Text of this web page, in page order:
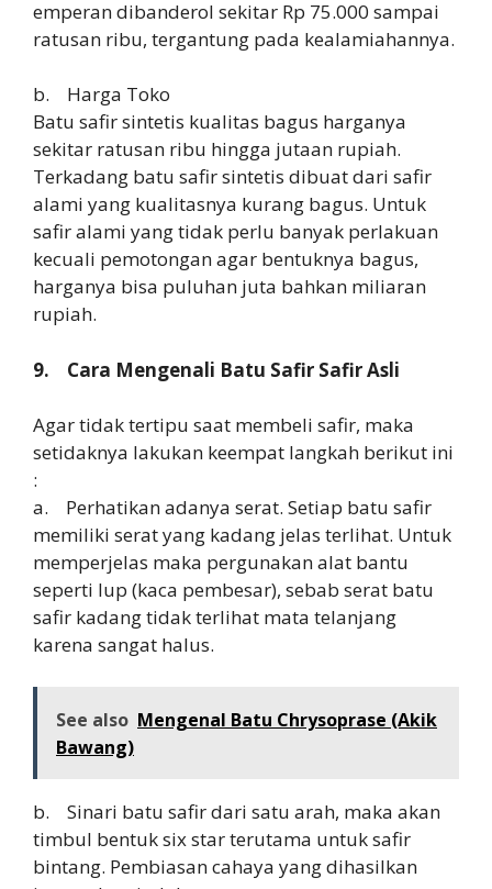
emperan dibanderol sekitar Rp 75.000 sampai
ratusan ribu, tergantung pada kealamiahannya.
b. Harga Toko
Batu safir sintetis kualitas bagus harganya
sekitar ratusan ribu hingga jutaan rupiah.
Terkadang batu safir sintetis dibuat dari safir
alami yang kualitasnya kurang bagus. Untuk
safir alami yang tidak perlu banyak perlakuan
kecuali pemotongan agar bentuknya bagus,
harganya bisa puluhan juta bahkan miliaran
rupiah.
9. Cara Mengenali Batu Safir Safir Asli
Agar tidak tertipu saat membeli safir, maka
setidaknya lakukan keempat langkah berikut ini
:
a. Perhatikan adanya serat. Setiap batu safir
memiliki serat yang kadang jelas terlihat. Untuk
memperjelas maka pergunakan alat bantu
seperti lup (kaca pembesar), sebab serat batu
safir kadang tidak terlihat mata telanjang
karena sangat halus.
See also Mengenal Batu Chrysoprase (Akik
Bawang)
b. Sinari batu safir dari satu arah, maka akan
timbul bentuk six star terutama untuk safir
bintang. Pembiasan cahaya yang dihasilkan